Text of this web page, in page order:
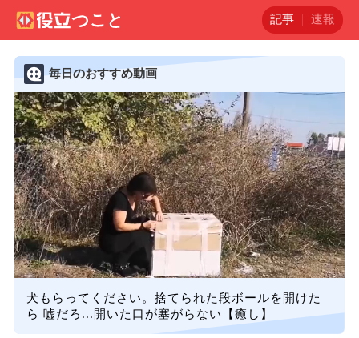
記事 速報
毎日のおすすめ動画
犬もらってください。捨てられた段ボールを開けた
ら 嘘だろ...開いた口が塞がらない【癒し】